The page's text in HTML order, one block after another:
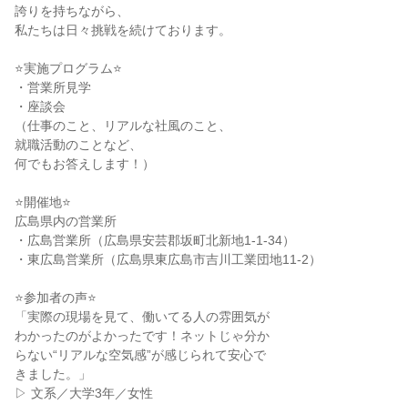
誇りを持ちながら、
私たちは日々挑戦を続けております。
⭐実施プログラム⭐
・営業所見学
・座談会
（仕事のこと、リアルな社風のこと、
就職活動のことなど、
何でもお答えします！）
⭐開催地⭐
広島県内の営業所
・広島営業所（広島県安芸郡坂町北新地1-1-34）
・東広島営業所（広島県東広島市吉川工業団地11-2）
⭐参加者の声⭐
「実際の現場を見て、働いてる人の雰囲気が
わかったのがよかったです！ネットじゃ分か
らない“リアルな空気感”が感じられて安心で
きました。」
▷ 文系／大学3年／女性